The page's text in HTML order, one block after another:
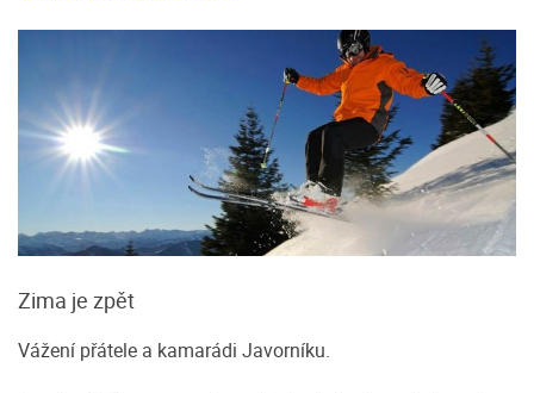
Zima je zpět
Vážení přátele a kamarádi Javorníku.